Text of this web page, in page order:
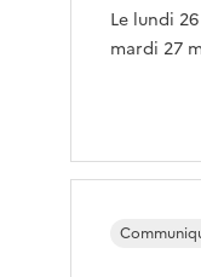
Le lundi
mardi 27